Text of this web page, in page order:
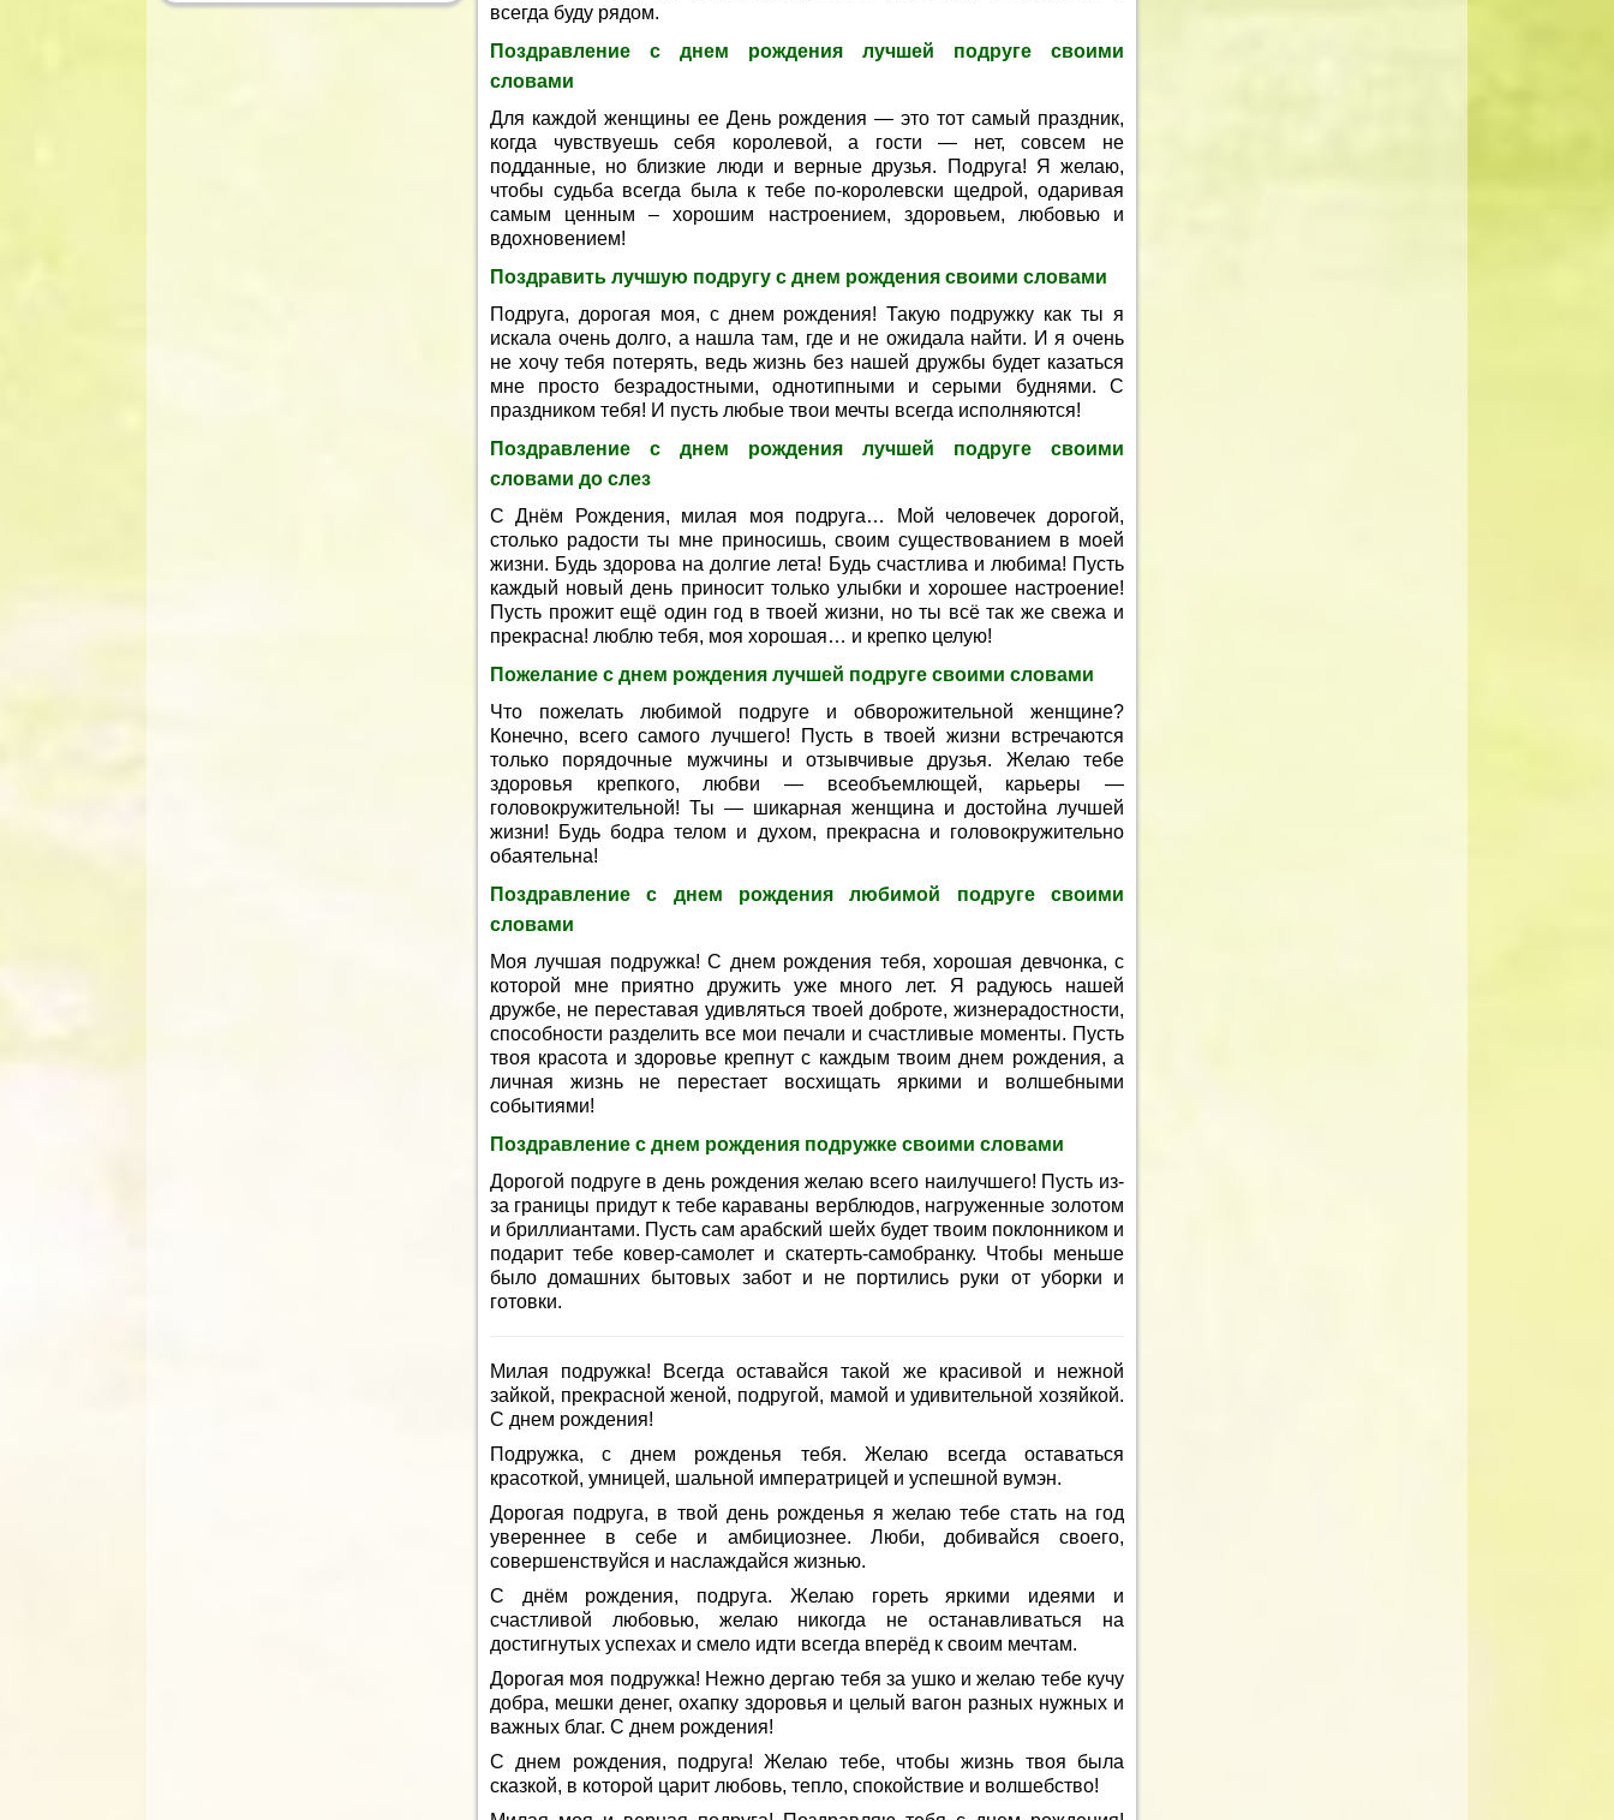
всегда буду рядом.
Поздравление с днем рождения лучшей подруге своими
словами
Для каждой женщины ее День рождения — это тот самый праздник,
когда чувствуешь себя королевой, а гости — нет, совсем не
подданные, но близкие люди и верные друзья. Подруга! Я желаю,
чтобы судьба всегда была к тебе по-королевски щедрой, одаривая
самым ценным – хорошим настроением, здоровьем, любовью и
вдохновением!
Поздравить лучшую подругу с днем рождения своими словами
Подруга, дорогая моя, с днем рождения! Такую подружку как ты я
искала очень долго, а нашла там, где и не ожидала найти. И я очень
не хочу тебя потерять, ведь жизнь без нашей дружбы будет казаться
мне просто безрадостными, однотипными и серыми буднями. С
праздником тебя! И пусть любые твои мечты всегда исполняются!
Поздравление с днем рождения лучшей подруге своими
словами до слез
С Днём Рождения, милая моя подруга… Мой человечек дорогой,
столько радости ты мне приносишь, своим существованием в моей
жизни. Будь здорова на долгие лета! Будь счастлива и любима! Пусть
каждый новый день приносит только улыбки и хорошее настроение!
Пусть прожит ещё один год в твоей жизни, но ты всё так же свежа и
прекрасна! люблю тебя, моя хорошая… и крепко целую!
Пожелание с днем рождения лучшей подруге своими словами
Что пожелать любимой подруге и обворожительной женщине?
Конечно, всего самого лучшего! Пусть в твоей жизни встречаются
только порядочные мужчины и отзывчивые друзья. Желаю тебе
здоровья крепкого, любви — всеобъемлющей, карьеры —
головокружительной! Ты — шикарная женщина и достойна лучшей
жизни! Будь бодра телом и духом, прекрасна и головокружительно
обаятельна!
Поздравление с днем рождения любимой подруге своими
словами
Моя лучшая подружка! С днем рождения тебя, хорошая девчонка, с
которой мне приятно дружить уже много лет. Я радуюсь нашей
дружбе, не переставая удивляться твоей доброте, жизнерадостности,
способности разделить все мои печали и счастливые моменты. Пусть
твоя красота и здоровье крепнут с каждым твоим днем рождения, а
личная жизнь не перестает восхищать яркими и волшебными
событиями!
Поздравление с днем рождения подружке своими словами
Дорогой подруге в день рождения желаю всего наилучшего! Пусть из-
за границы придут к тебе караваны верблюдов, нагруженные золотом
и бриллиантами. Пусть сам арабский шейх будет твоим поклонником и
подарит тебе ковер-самолет и скатерть-самобранку. Чтобы меньше
было домашних бытовых забот и не портились руки от уборки и
готовки.
Милая подружка! Всегда оставайся такой же красивой и нежной
зайкой, прекрасной женой, подругой, мамой и удивительной хозяйкой.
С днем рождения!
Подружка, с днем рожденья тебя. Желаю всегда оставаться
красоткой, умницей, шальной императрицей и успешной вумэн.
Дорогая подруга, в твой день рожденья я желаю тебе стать на год
увереннее в себе и амбициознее. Люби, добивайся своего,
совершенствуйся и наслаждайся жизнью.
С днём рождения, подруга. Желаю гореть яркими идеями и
счастливой любовью, желаю никогда не останавливаться на
достигнутых успехах и смело идти всегда вперёд к своим мечтам.
Дорогая моя подружка! Нежно дергаю тебя за ушко и желаю тебе кучу
добра, мешки денег, охапку здоровья и целый вагон разных нужных и
важных благ. С днем рождения!
С днем рождения, подруга! Желаю тебе, чтобы жизнь твоя была
сказкой, в которой царит любовь, тепло, спокойствие и волшебство!